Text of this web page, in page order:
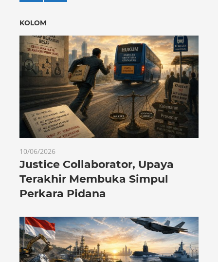
KOLOM
10/06/2026
Justice Collaborator, Upaya
Terakhir Membuka Simpul
Perkara Pidana